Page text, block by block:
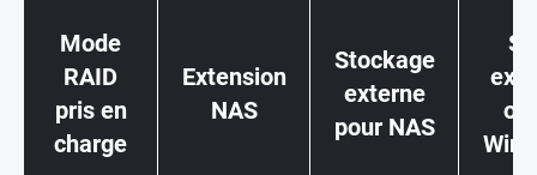
Mode
RAID
pris en
charge
Extension
NAS
Stockage
externe
pour NAS